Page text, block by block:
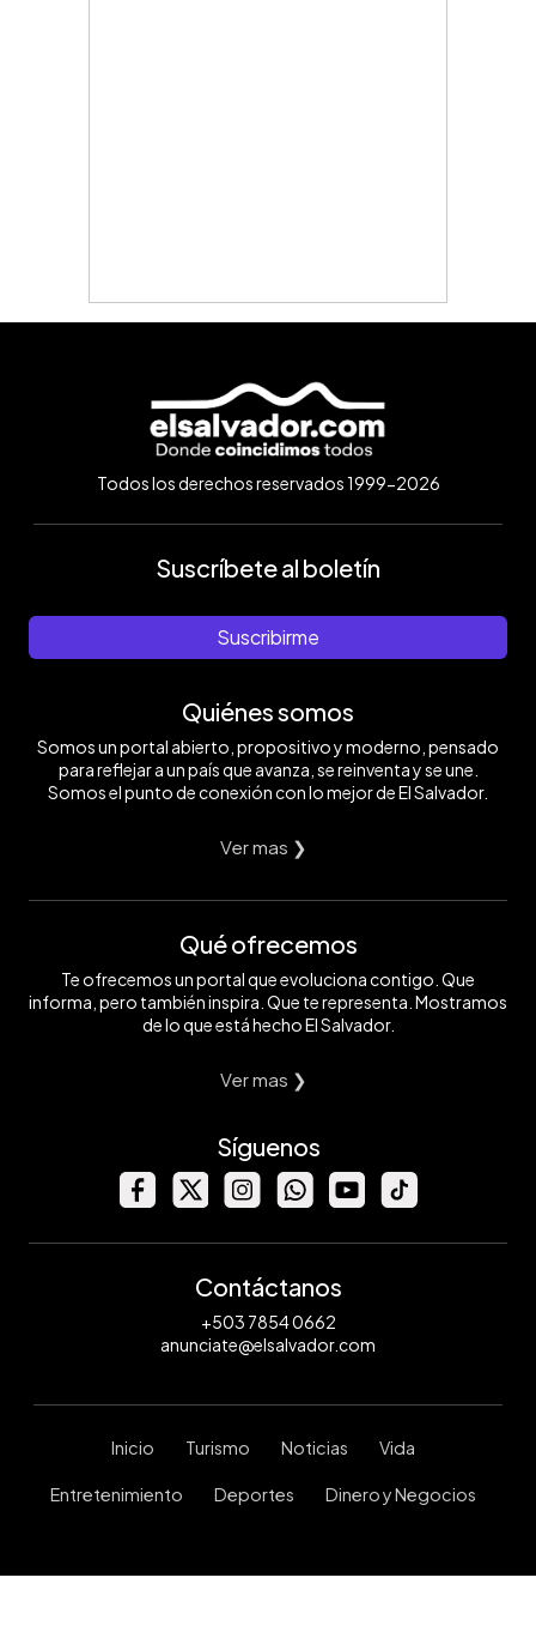
Todos los derechos reservados 1999-2026
Suscríbete al boletín
Suscribirme
Quiénes somos
Somos un portal abierto, propositivo y moderno, pensado
para reflejar a un país que avanza, se reinventa y se une.
Somos el punto de conexión con lo mejor de El Salvador.
Ver mas ❯
Qué ofrecemos
Te ofrecemos un portal que evoluciona contigo. Que
informa, pero también inspira. Que te representa. Mostramos
de lo que está hecho El Salvador.
Ver mas ❯
Síguenos
Contáctanos
+503 7854 0662
anunciate@elsalvador.com
Inicio Turismo Noticias Vida
Entretenimiento Deportes Dinero y Negocios